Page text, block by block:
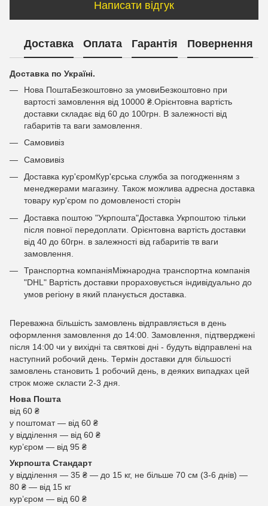
Написати відгук
Доставка Оплата Гарантія Повернення
Доставка по Україні.
Нова ПоштаБезкоштовно за умовиБезкоштовно при
вартості замовлення від 10000 ₴.Орієнтовна вартість
доставки складає від 60 до 100грн. В залежності від
габаритів та ваги замовлення.
Самовивіз
Самовивіз
Доставка кур'єромКур'єрська служба за погодженням з
менеджерами магазину. Також можлива адресна доставка
товару кур'єром по домовленості сторін
Доставка поштою "Укрпошта"Доставка Укрпоштою тільки
після повної передоплати. Орієнтовна вартість доставки
від 40 до 60грн. в залежності від габаритів тв ваги
замовлення.
Транспортна компаніяМіжнародна транспортна компанія
"DHL" Вартість доставки прораховується індивідуально до
умов регіону в який планується доставка.
Переважна більшість замовлень відправляється в день
оформлення замовлення до 14:00. Замовлення, підтверджені
після 14:00 чи у вихідні та святкові дні - будуть відправлені на
наступний робочий день. Термін доставки для більшості
замовлень становить 1 робочий день, в деяких випадках цей
строк може скласти 2-3 дня.
Нова Пошта
від 60 ₴
у поштомат — від 60 ₴
у відділення — від 60 ₴
курʼєром — від 95 ₴
Укрпошта Стандарт
у відділення — 35 ₴ — до 15 кг, не більше 70 см (3-6 днів) —
80 ₴ — від 15 кг
курʼєром — від 60 ₴